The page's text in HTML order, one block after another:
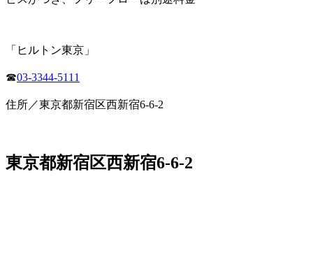
「ヒルトン東京」
☎03-3344-5111
住所／東京都新宿区西新宿6-6-2
東京都新宿区西新宿6-6-2